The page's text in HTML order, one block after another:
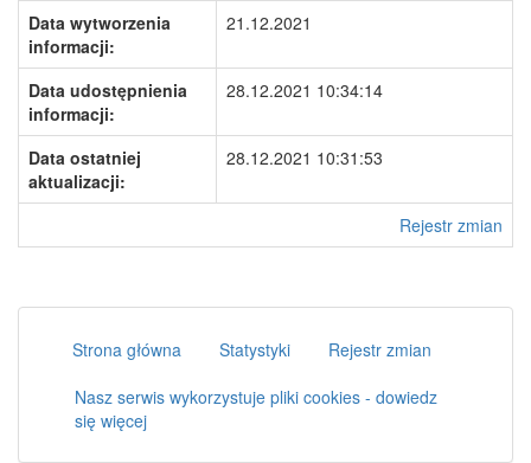
Data wytworzenia
informacji:
21.12.2021
Data udostępnienia
informacji:
28.12.2021 10:34:14
Data ostatniej
aktualizacji:
28.12.2021 10:31:53
Rejestr zmian
Strona główna Statystyki
Rejestr zmian
Nasz serwis wykorzystuje pliki cookies - dowiedz
się więcej